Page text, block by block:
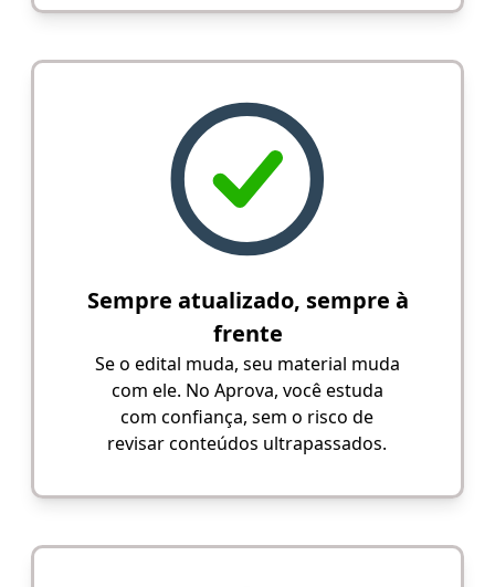
Sempre atualizado, sempre à
frente
Se o edital muda, seu material muda
com ele. No Aprova, você estuda
com confiança, sem o risco de
revisar conteúdos ultrapassados.